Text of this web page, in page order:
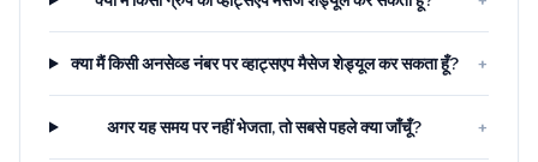
क्या मैं किसी अनसेव्ड नंबर पर व्हाट्सएप मैसेज शेड्यूल कर सकता हूँ? +
अगर यह समय पर नहीं भेजता, तो सबसे पहले क्या जाँचूँ? +